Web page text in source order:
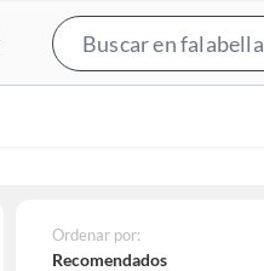
Ordenar por:
Recomendados